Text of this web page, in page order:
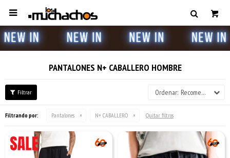

PANTALONES N+ CABALLERO HOMBRE
Recomendados
Filtrando por: Pantalones N+ CABALLERO Quitar filtros